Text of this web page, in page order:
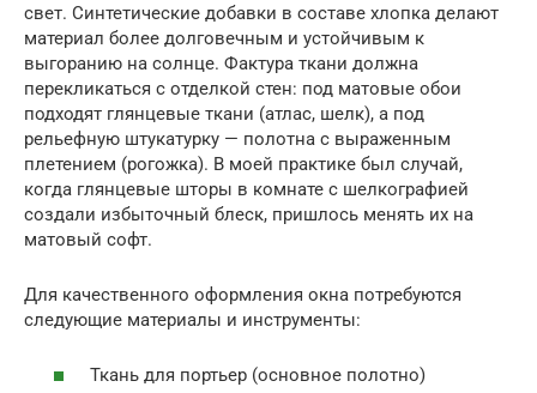
свет. Синтетические добавки в составе хлопка делают
материал более долговечным и устойчивым к
выгоранию на солнце. Фактура ткани должна
перекликаться с отделкой стен: под матовые обои
подходят глянцевые ткани (атлас, шелк), а под
рельефную штукатурку — полотна с выраженным
плетением (рогожка). В моей практике был случай,
когда глянцевые шторы в комнате с шелкографией
создали избыточный блеск, пришлось менять их на
матовый софт.
Для качественного оформления окна потребуются
следующие материалы и инструменты:
Ткань для портьер (основное полотно)